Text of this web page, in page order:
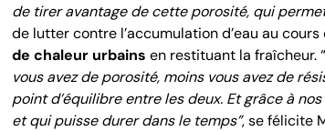
de tirer avantage de cette porosité, qui
de lutter contre l’accumulation d’eau au
de chaleur urbains en restituant la fraîcheur. “
vous avez de porosité, moins vous avez de
point d’équilibre entre les deux. Et grâce à
et qui puisse durer dans le temps”, se félicite